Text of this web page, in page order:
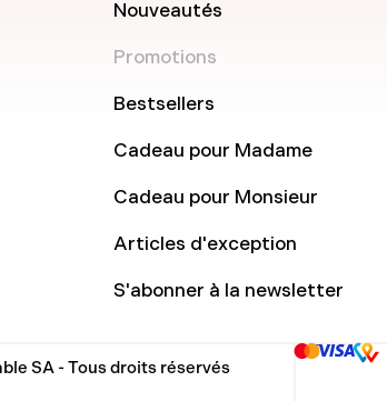
Nouveautés
Promotions
Bestsellers
Cadeau pour Madame
Cadeau pour Monsieur
Articles d'exception
S'abonner à la newsletter
SA - Tous droits réservés